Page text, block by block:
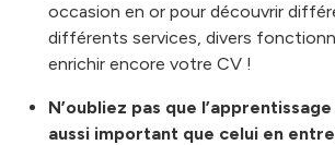
occasion en or pour découvrir
différents services, divers
enrichir encore votre CV !
N’oubliez pas que
aussi important que celui en